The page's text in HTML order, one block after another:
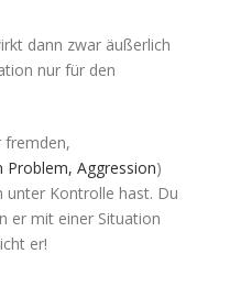
dann zwar äußerlich
nur für den
fremden,
Aggression)
unter Kontrolle hast. Du
er mit einer Situation
er!